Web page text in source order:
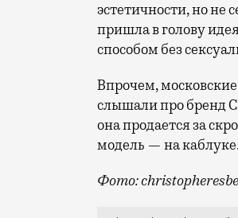
эстетичности, но не
пришла в голову
способом без
Впрочем,
слышали про бренд
она продается за
модель — на
Фото: